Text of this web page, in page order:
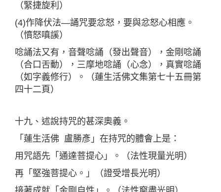
（緊捷旋利）
(4)作降伏法—誦咒要忿怒，要與忿怒心相應。
（憤怒嗔謑）
唸誦法又有，音聲唸誦（發出聲音），金剛唸誦
（合口舌動），三摩地唸誦（心念），真實唸誦
（如字義修行）。（蓮生活佛文集第七十五冊第
四十二頁）
十九、述說持咒的甚深奧義。
「蓮生活佛 盧勝彥」在持咒的體會上是：
用咒語先「通達菩提心」。（法性現量光明）
再「堅強菩提心。」（證受增長光明）